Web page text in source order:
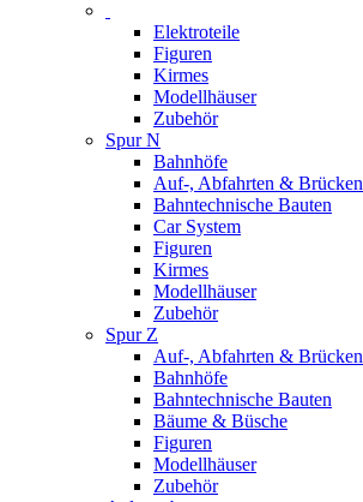
Elektroteile
Figuren
Kirmes
Modellhäuser
Zubehör
Spur N
Bahnhöfe
Auf-, Abfahrten & Brücken
Bahntechnische Bauten
Car System
Figuren
Kirmes
Modellhäuser
Zubehör
Spur Z
Auf-, Abfahrten & Brücken
Bahnhöfe
Bahntechnische Bauten
Bäume & Büsche
Figuren
Modellhäuser
Zubehör